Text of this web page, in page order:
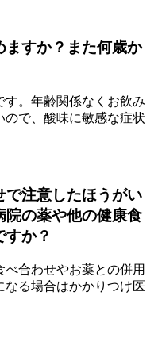
ますか？また何歳か
す。年齢関係なくお飲み
で、酸味に敏感な症状
で注意したほうがい
院の薬や他の健康食
すか？
合わせやお薬との併用
なる場合はかかりつけ医